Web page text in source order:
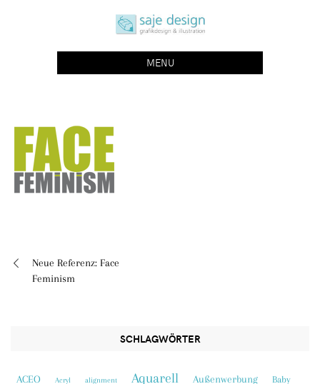
saje design bonn
grafikdesign | buchgestaltung | illustration
MENU
Beitragsnavigation
Neue Referenz: Face
Feminism
SCHLAGWÖRTER
ACEO Acryl alignment Aquarell Außenwerbung Baby